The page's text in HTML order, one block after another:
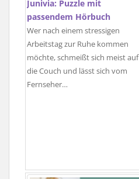
Junivia: Puzzle mit
passendem Hörbuch
Wer nach einem stressigen
Arbeitstag zur Ruhe kommen
möchte, schmeißt sich meist auf
die Couch und lässt sich vom
Fernseher…